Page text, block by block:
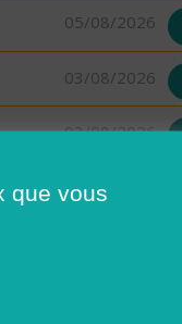
05/08/2026
03/08/2026
03/08/2026
03/08/2026
que vous